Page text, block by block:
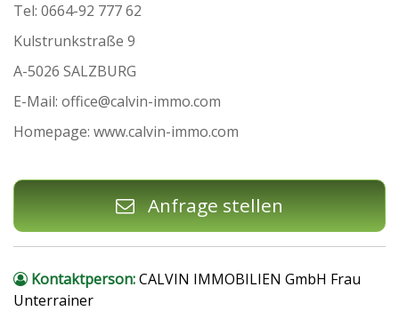
Tel: 0664-92 777 62
Kulstrunkstraße 9
A-5026 SALZBURG
E-Mail: office@calvin-immo.com
Homepage: www.calvin-immo.com
Anfrage stellen
Kontaktperson:CALVIN IMMOBILIEN GmbH Frau
Unterrainer